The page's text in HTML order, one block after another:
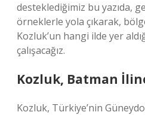
desteklediğimiz bu yazıda,
örneklerle yola çıkarak,
Kozluk’un hangi ilde yer
çalışacağız.
Kozluk, Batman
Kozluk, Türkiye’nin